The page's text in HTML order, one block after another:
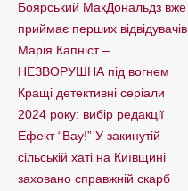
Боярський МакДональдз вже
приймає перших відвідувачів
Марія Капніст –
НЕЗВОРУШНА під вогнем
Кращі детективні серіали
2024 року: вибір редакції
Ефект “Вау!” У закинутій
сільській хаті на Київщині
заховано справжній скарб